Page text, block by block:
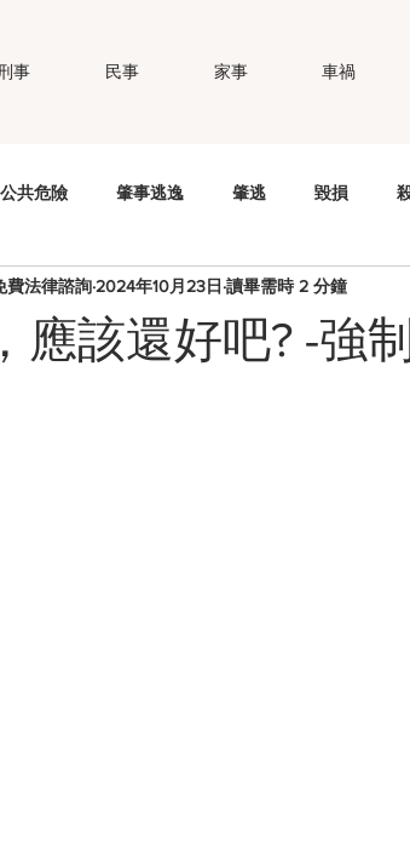
事 民事 家事 車禍
公共危險 肇事逃逸 肇逃 毀損
妨害秘密 公然侮辱 個資法
應該還好吧? -強
費法律諮詢2024年10月23日 讀畢需時 2 分鐘